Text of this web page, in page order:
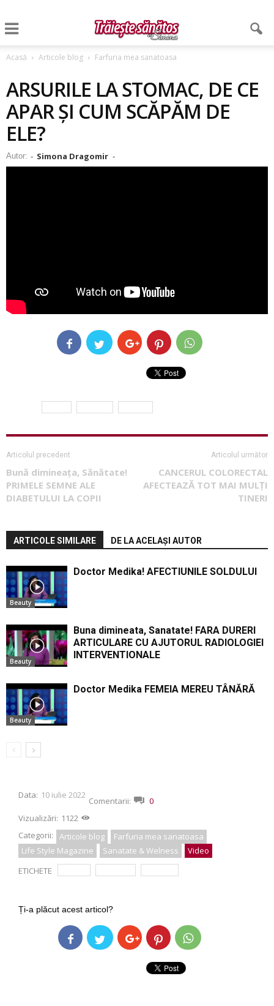
Acasă Articole blog Farfuria mea sanatoasa
ARSURILE LA STOMAC, DE CE
APAR ȘI CUM SCĂPĂM DE
ELE?
Autor: - Simona Dragomir -
Articolul precedent
Bună dimineața, Sănătate!
PRIMELE SEMNE ALE
DIABETULUI LA COPII
Articolul următor
CANCERUL COLORECTAL
AFECTEAZĂ TOT MAI MULȚI
TINERI
ARTICOLE SIMILARE DE LA ACELAȘI AUTOR
Beauty
Doctor Medika! AFECTIUNILE SOLDULUI
Beauty
Buna dimineata, Sanatate! FARA DURERI
ARTICULARE CU AJUTORUL RADIOLOGIEI
INTERVENTIONALE
Beauty
Doctor Medika FEMEIA MEREU TÂNĂRĂ
Data: 10 iulie 2022
Comentarii:
0
Vizualizări: 1122
Categorii:
Articole blog
Farfuria mea sanatoasa
Life Style Magazine
Sanatate & Welness
Video
ETICHETE
Ți-a plăcut acest articol?